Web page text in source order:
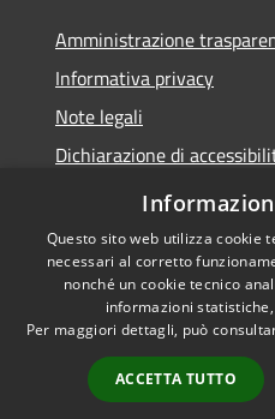
Amministrazione
Informativa privacy
Note legali
Dichiarazione di
Obiettivi accessibilità
Accessibilità
Questo sito web utilizza cookie
necessari al corretto
nonché un cookie tecnico
informazioni
Per maggiori dettagli, può
ACCETTA TUTTO